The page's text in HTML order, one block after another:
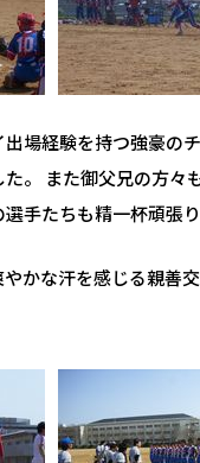
場経験を持つ強豪の
。 また御父兄の方
手たちも精一杯頑張
かな汗を感じる親善